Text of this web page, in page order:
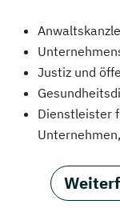
Justiz und
Dienstleister